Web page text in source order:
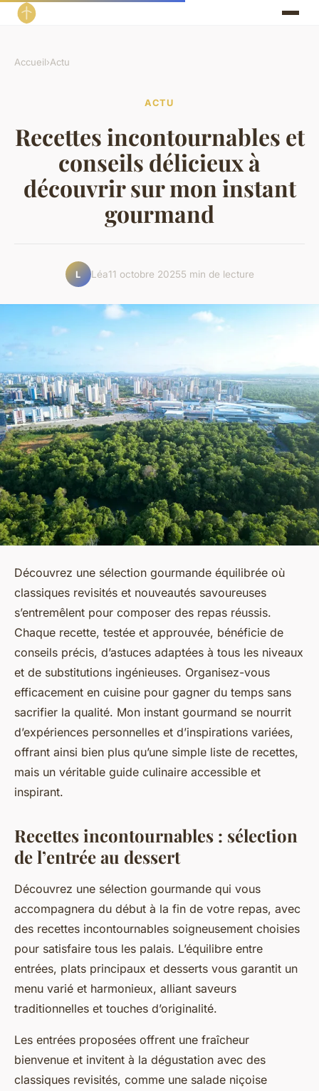
Accueil›Actu
ACTU
Recettes incontournables et
conseils délicieux à
découvrir sur mon instant
gourmand
L Léa11 octobre 20255 min de lecture
Découvrez une sélection gourmande équilibrée où
classiques revisités et nouveautés savoureuses
s’entremêlent pour composer des repas réussis.
Chaque recette, testée et approuvée, bénéficie de
conseils précis, d’astuces adaptées à tous les niveaux
et de substitutions ingénieuses. Organisez-vous
efficacement en cuisine pour gagner du temps sans
sacrifier la qualité. Mon instant gourmand se nourrit
d’expériences personnelles et d’inspirations variées,
offrant ainsi bien plus qu’une simple liste de recettes,
mais un véritable guide culinaire accessible et
inspirant.
Recettes incontournables : sélection
de l’entrée au dessert
Découvrez une sélection gourmande qui vous
accompagnera du début à la fin de votre repas, avec
des recettes incontournables soigneusement choisies
pour satisfaire tous les palais. L’équilibre entre
entrées, plats principaux et desserts vous garantit un
menu varié et harmonieux, alliant saveurs
traditionnelles et touches d’originalité.
Les entrées proposées offrent une fraîcheur
bienvenue et invitent à la dégustation avec des
classiques revisités, comme une salade niçoise